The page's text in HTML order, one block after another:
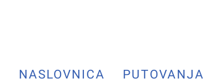
NASLOVNICA PUTOVANJA